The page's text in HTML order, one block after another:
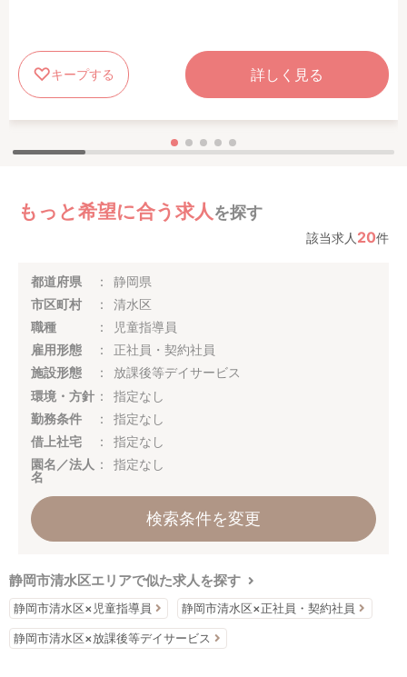
キープする 詳しく見る
もっと希望に合う求人 を探す
該当求人 20件
都道府県
静岡県
市区町村
清水区
職種
児童指導員
雇用形態
正社員・契約社員
施設形態
放課後等デイサービス
環境・方針
指定なし
勤務条件
指定なし
借上社宅
指定なし
園名／法人
名
指定なし
検索条件を変更
静岡市清水区エリアで似た求人を探す
静岡市清水区×児童指導員 静岡市清水区×正社員・契約社員
静岡市清水区×放課後等デイサービス